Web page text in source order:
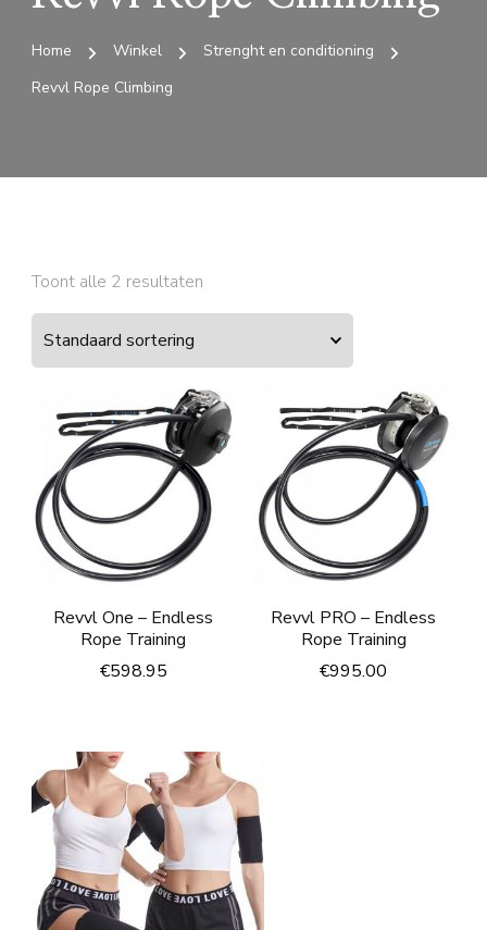
Home Winkel
Strenght en conditioning
Revvl Rope Climbing
Toont alle 2 resultaten
Revvl One – Endless
Rope Training
€598.95
Revvl PRO – Endless
Rope Training
€995.00